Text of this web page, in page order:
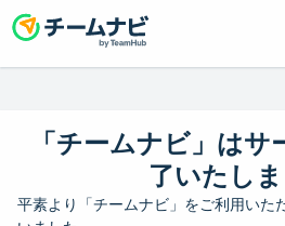
「チームナビ」は
了いたし
平素より「チームナビ」をご利用いた